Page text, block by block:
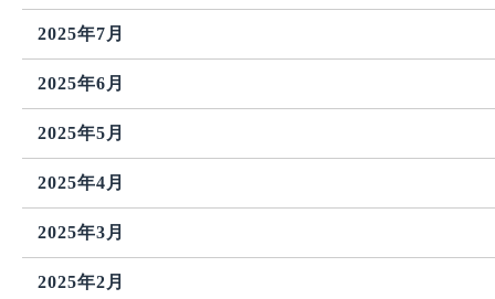
2025年7月
2025年6月
2025年5月
2025年4月
2025年3月
2025年2月